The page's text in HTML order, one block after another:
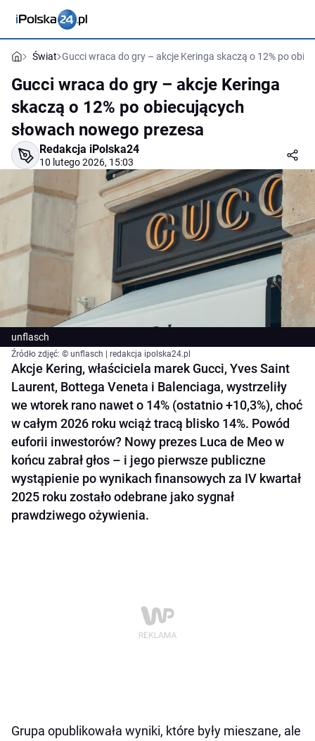
Świat Gucci wraca do gry – akcje Keringa skaczą o 12% po
Gucci wraca do gry – akcje Keringa
skaczą o 12% po obiecujących
słowach nowego prezesa
Redakcja iPolska24
10 lutego 2026, 15:03
unflasch
Źródło zdjęć: © unflasch | redakcja ipolska24.pl
Akcje Kering, właściciela marek Gucci, Yves Saint
Laurent, Bottega Veneta i Balenciaga, wystrzeliły
we wtorek rano nawet o 14% (ostatnio +10,3%), choć
w całym 2026 roku wciąż tracą blisko 14%. Powód
euforii inwestorów? Nowy prezes Luca de Meo w
końcu zabrał głos – i jego pierwsze publiczne
wystąpienie po wynikach finansowych za IV kwartał
2025 roku zostało odebrane jako sygnał
prawdziwego ożywienia.
Grupa opublikowała wyniki, które były mieszane, ale